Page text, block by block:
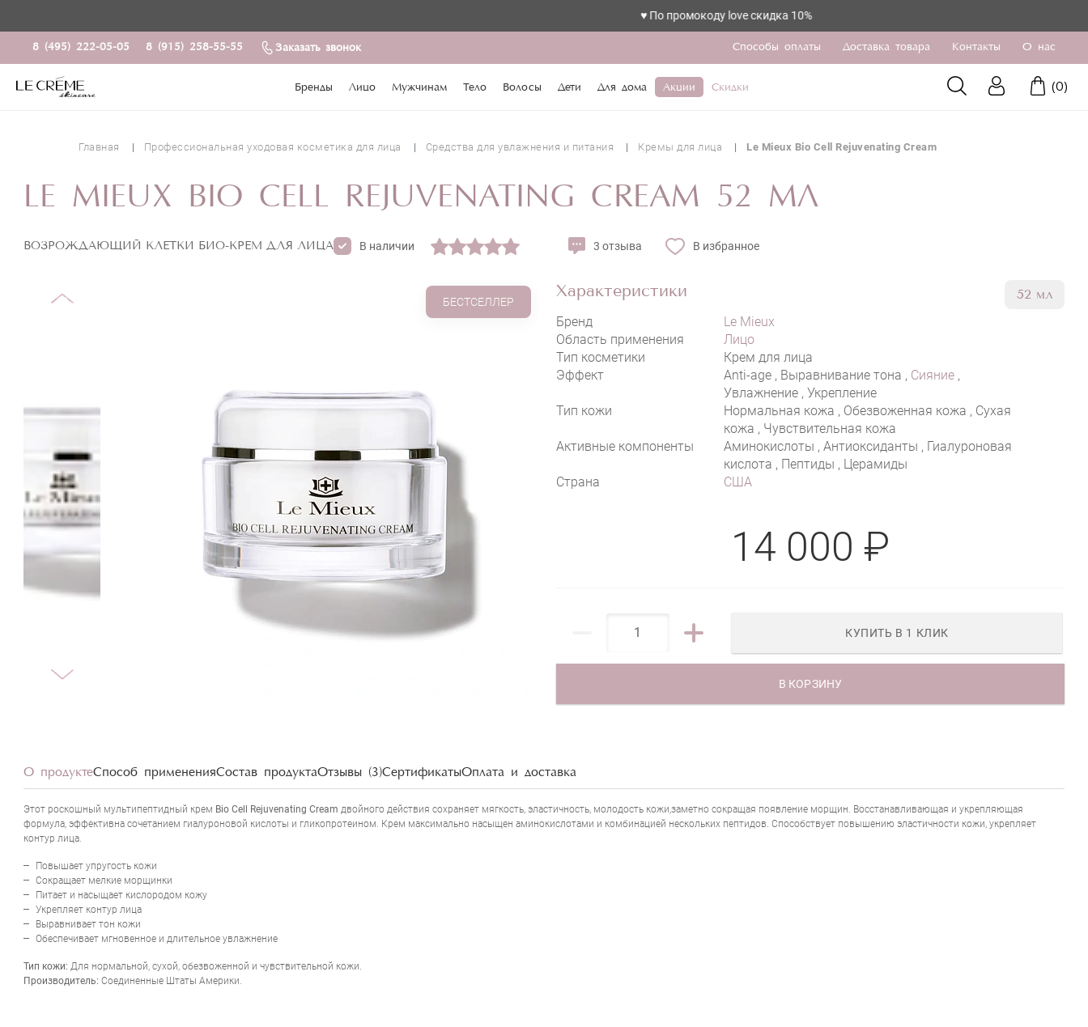
♥️ По промокоду love скидка 10%
8 (495) 222-05-05 8 (915) 258-55-55 Заказать звонок Способы оплаты Доставка товара Контакты О нас
Бренды Лицо Мужчинам Тело Волосы Дети Для дома Акции Скидки (0)
Главная Профессиональная уходовая косметика для лица Средства для увлажнения и питания Кремы для лица Le Mieux Bio Cell Rejuvenating Cream
LE MIEUX BIO CELL REJUVENATING CREAM 52 МЛ
ВОЗРОЖДАЮЩИЙ КЛЕТКИ БИО-КРЕМ ДЛЯ ЛИЦА В наличии 3 отзыва В избранное
БЕСТСЕЛЛЕР
Характеристики
52 мл
Бренд
Le Mieux
Область применения
Лицо
Тип косметики
Крем для лица
Эффект
Anti-age , Выравнивание тона , Сияние ,
Увлажнение , Укрепление
Тип кожи
Нормальная кожа , Обезвоженная кожа , Сухая
кожа , Чувствительная кожа
Активные компоненты
Аминокислоты , Антиоксиданты , Гиалуроновая
кислота , Пептиды , Церамиды
Страна
США
14 000 ₽
В КОРЗИНУ
КУПИТЬ В 1 КЛИК
О продуктеСпособ примененияСостав продуктаОтзывы (3)СертификатыОплата и доставка
Этот роскошный мультипептидный крем Bio Cell Rejuvenating Cream двойного действия сохраняет мягкость, эластичность, молодость кожи,заметно сокращая появление морщин. Восстанавливающая и укрепляющая
формула, эффективна сочетанием гиалуроновой кислоты и гликопротеином. Крем максимально насыщен аминокислотами и комбинацией нескольких пептидов. Способствует повышению эластичности кожи, укрепляет
контур лица.
Повышает упругость кожи
Сокращает мелкие морщинки
Питает и насыщает кислородом кожу
Укрепляет контур лица
Выравнивает тон кожи
Обеспечивает мгновенное и длительное увлажнение
Тип кожи: Для нормальной, сухой, обезвоженной и чувствительной кожи.
Производитель: Соединенные Штаты Америки.